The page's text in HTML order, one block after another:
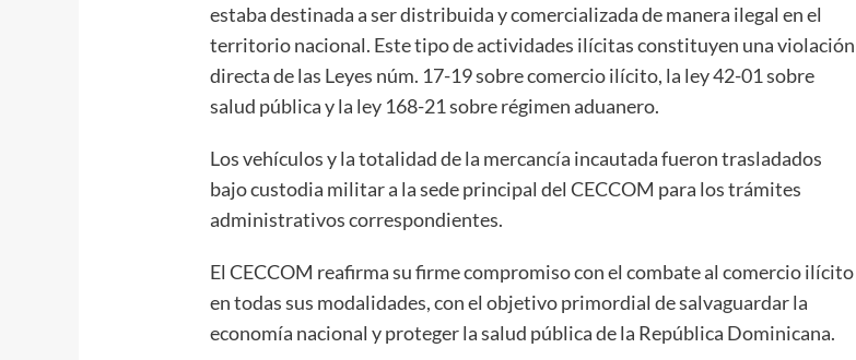
estaba destinada a ser distribuida y comercializada de manera ilegal en el
territorio nacional. Este tipo de actividades ilícitas constituyen una violación
directa de las Leyes núm. 17-19 sobre comercio ilícito, la ley 42-01 sobre
salud pública y la ley 168-21 sobre régimen aduanero.
Los vehículos y la totalidad de la mercancía incautada fueron trasladados
bajo custodia militar a la sede principal del CECCOM para los trámites
administrativos correspondientes.
El CECCOM reafirma su firme compromiso con el combate al comercio ilícito
en todas sus modalidades, con el objetivo primordial de salvaguardar la
economía nacional y proteger la salud pública de la República Dominicana.